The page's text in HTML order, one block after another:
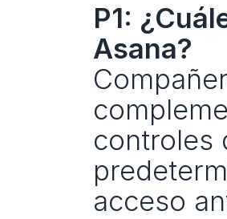
P1:
Asana?
controles
acceso